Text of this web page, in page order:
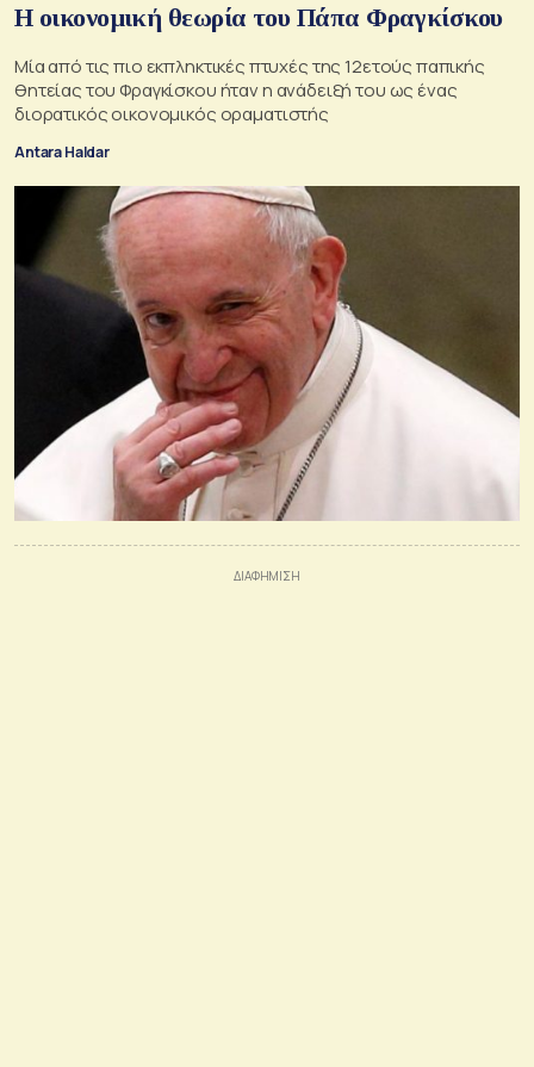
H οικονομική θεωρία του Πάπα Φραγκίσκου
Μία από τις πιο εκπληκτικές πτυχές της 12ετούς παπικής
θητείας του Φραγκίσκου ήταν η ανάδειξή του ως ένας
διορατικός οικονομικός οραματιστής
Antara Haldar